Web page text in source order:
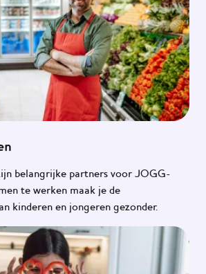
belangrijke partners voor JOGG-
te werken maak je de
kinderen en jongeren gezonder.